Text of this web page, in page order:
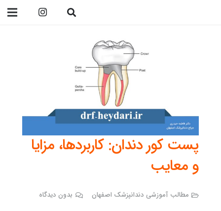
پست کور دندان: کاربردها، مزایا
و معایب
مطالب آموزشی دندانپزشک اصفهان بدون دیدگاه